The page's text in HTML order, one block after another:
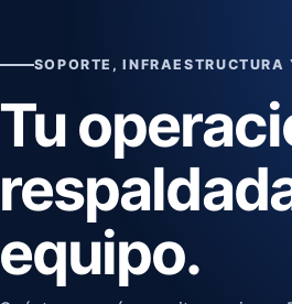
SOPORTE, INFRAESTRUCTURA
Tu
equipo.